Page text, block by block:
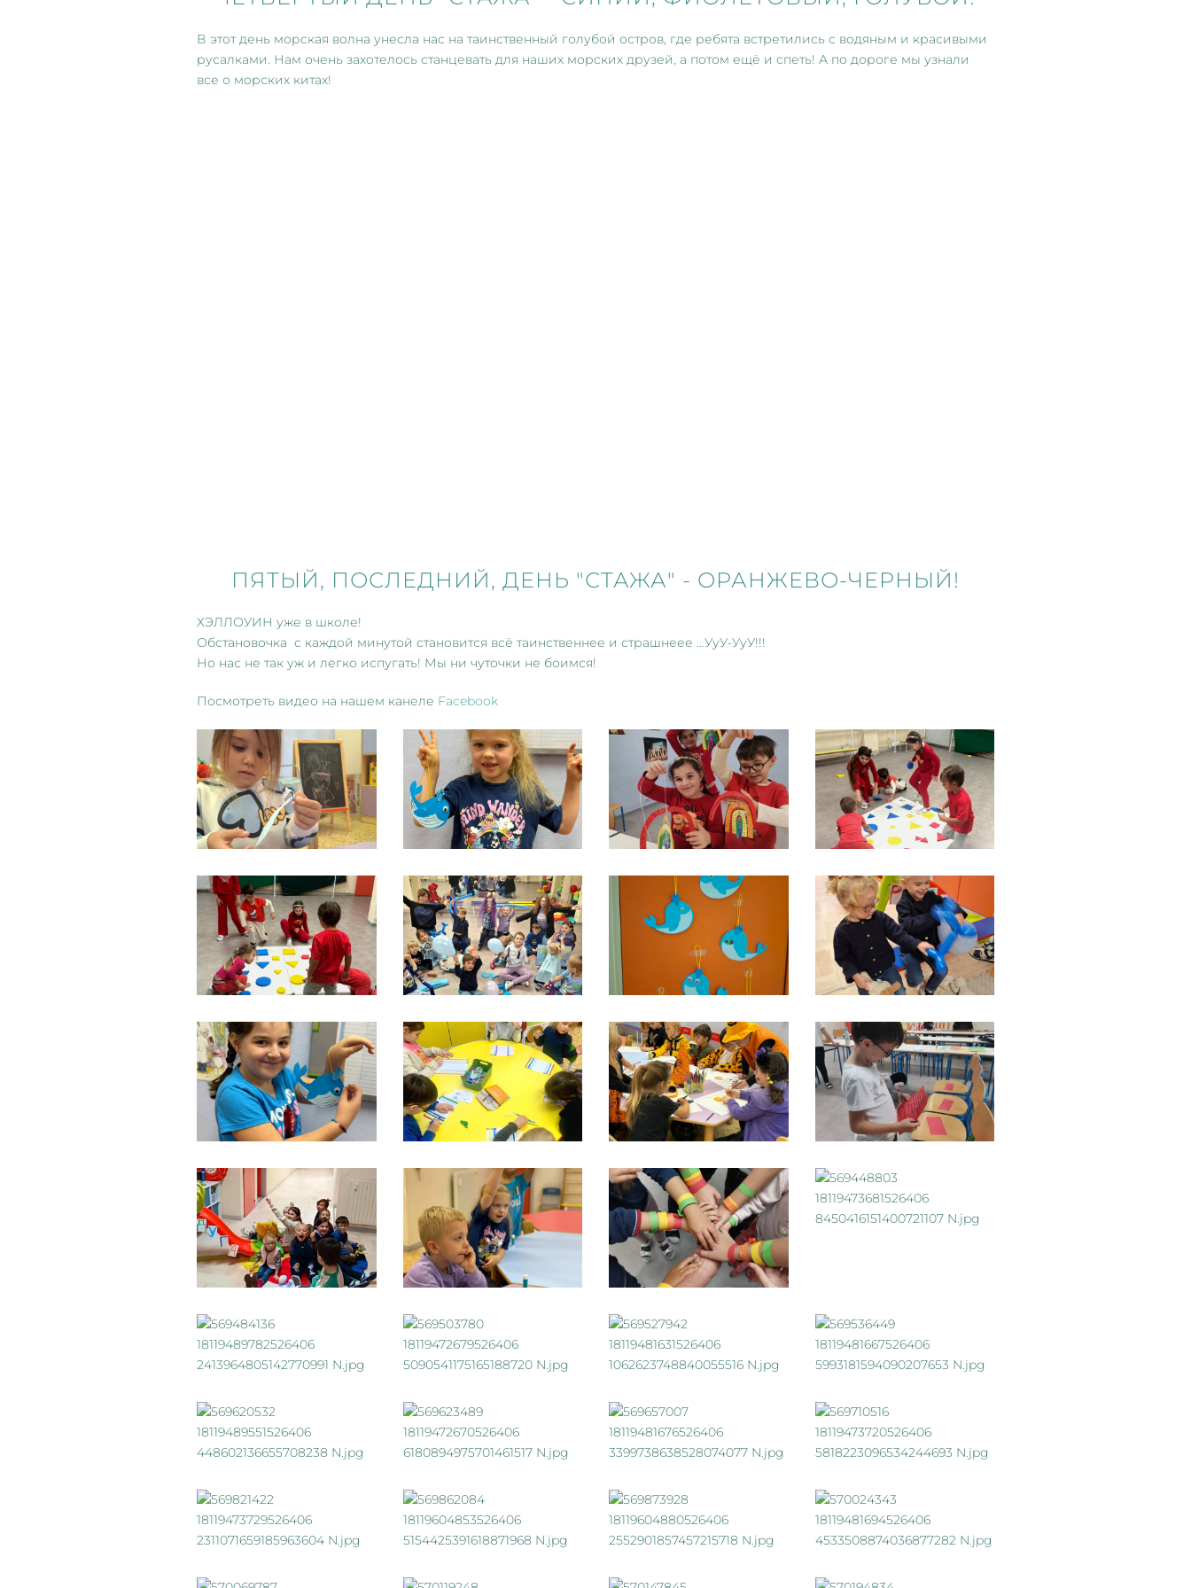
В этот день морская волна унесла нас на таинственный голубой остров, где ребята встретились с водяным и красивыми
русалками. Нам очень захотелось станцевать для наших морских друзей, а потом ещё и спеть! А по дороге мы узнали
все о морских китах!
ПЯТЫЙ, ПОСЛЕДНИЙ, ДЕНЬ "СТАЖА" - ОРАНЖЕВО-ЧЕРНЫЙ!
ХЭЛЛОУИН уже в школе!
Обстановочка с каждой минутой становится всё таинственнее и страшнеее …УуУ-УуУ!!!
Но нас не так уж и легко испугать! Мы ни чуточки не боимся!
Посмотреть видео на нашем канеле Facebook